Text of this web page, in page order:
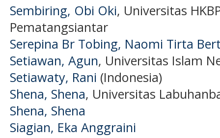
Sembiring, Obi Oki, Universitas
Pematangsiantar
Serepina Br Tobing, Naomi Tirta
Setiawan, Agun, Universitas Islam
Setiawaty, Rani (Indonesia)
Shena, Shena, Universitas
Shena, Shena
Siagian, Eka Anggraini